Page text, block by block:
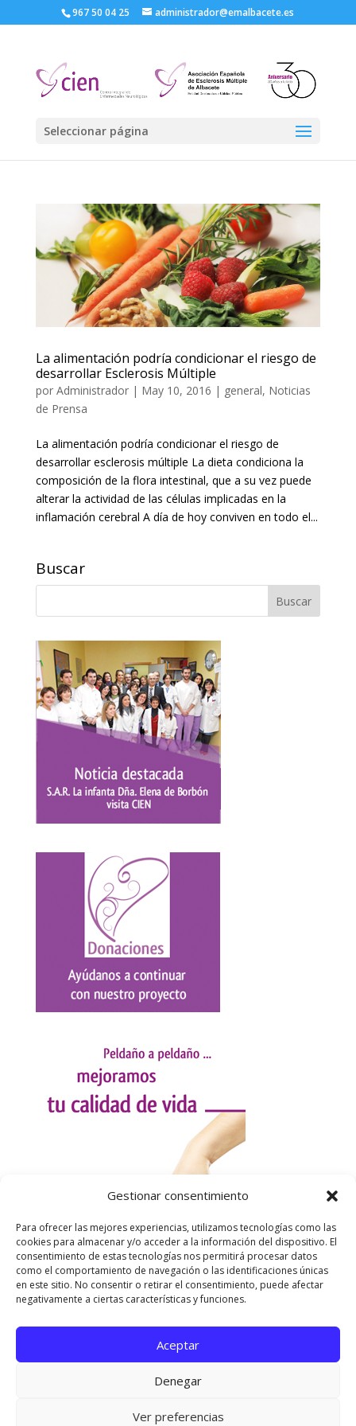
Gestionar consentimiento
Para ofrecer las mejores experiencias, utilizamos tecnologías como las
cookies para almacenar y/o acceder a la información del dispositivo. El
consentimiento de estas tecnologías nos permitirá procesar datos
como el comportamiento de navegación o las identificaciones únicas
en este sitio. No consentir o retirar el consentimiento, puede afectar
negativamente a ciertas características y funciones.
Aceptar
Denegar
Ver preferencias
967 50 04 25 administrador@emalbacete.es
Seleccionar página
La alimentación podría condicionar el riesgo de
desarrollar Esclerosis Múltiple
por Administrador| May 10, 2016 | general, Noticias
de Prensa
La alimentación podría condicionar el riesgo de
desarrollar esclerosis múltiple La dieta condiciona la
composición de la flora intestinal, que a su vez puede
alterar la actividad de las células implicadas en la
inflamación cerebral A día de hoy conviven en todo el...
Buscar
Página oficial de Asociación Española de Esclerosis
Utilizamos cookies para ofrecerte la mejor experiencia en
Puedes aprender más sobre qué cookies utilizamos o